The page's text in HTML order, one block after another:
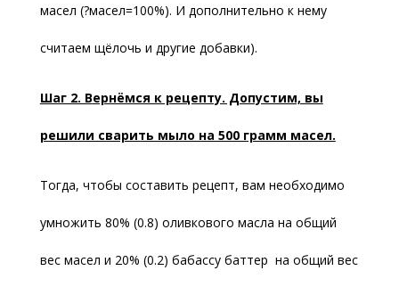
масел (?масел=100%). И дополнительно к нему
считаем щёлочь и другие добавки).
Шаг 2. Вернёмся к рецепту. Допустим, вы
решили сварить мыло на 500 грамм масел.
Тогда, чтобы составить рецепт, вам необходимо
умножить 80% (0.8) оливкового масла на общий
вес масел и 20% (0.2) бабассу баттер на общий вес